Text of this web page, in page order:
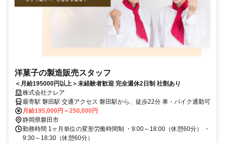
洋菓子の製造販売スタッフ
＜月給195000円以上＞未経験者歓迎 完全週休2日制 社割あり
株式会社クレア
最寄駅 磐田駅 交通アクセス 磐田駅から、徒歩22分 車・バイク通勤可
月給195,000円～250,000円
静岡県磐田市
勤務時間 1ヶ月単位の変形労働時間制 ・9:00～18:00（休憩60分） ・
9:30～18:30（休憩60分）